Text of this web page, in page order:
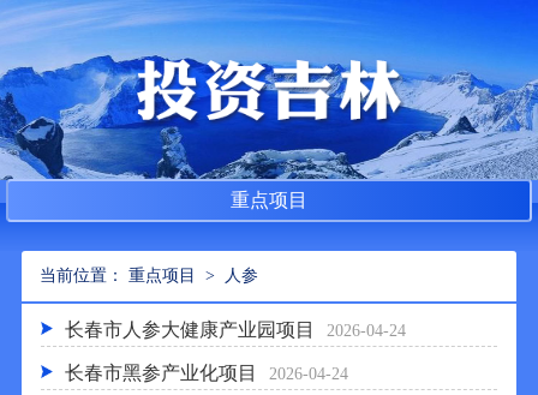
重点项目
当前位置： 重点项目 > 人参
长春市人参大健康产业园项目 2026-04-24
长春市黑参产业化项目 2026-04-24